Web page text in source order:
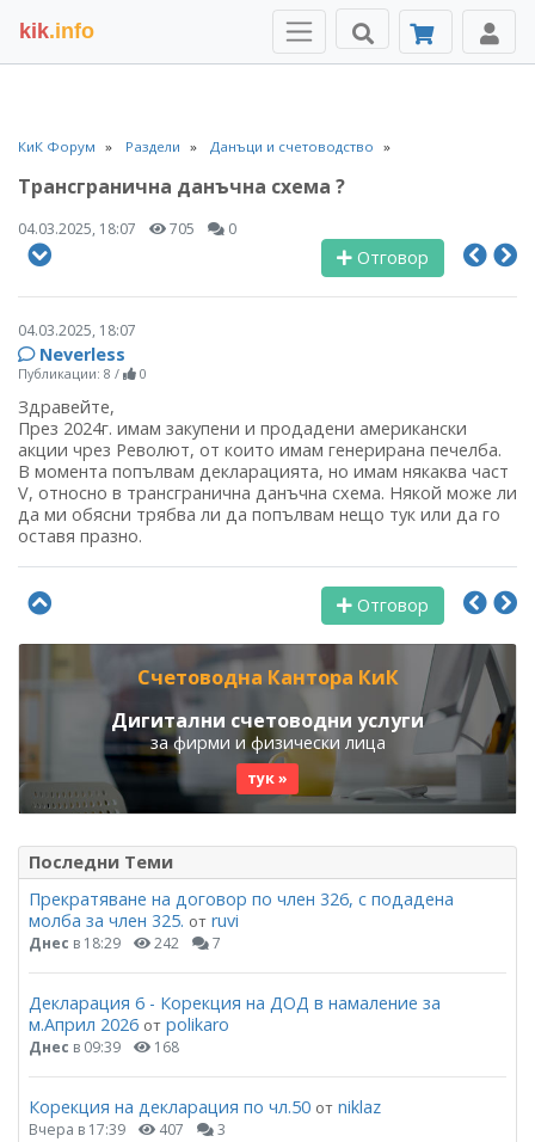
kik.info
КиК Форум Раздели Данъци и счетоводство
Трансгранична данъчна схема ?
04.03.2025, 18:07 705 0
Отговор
04.03.2025, 18:07
Neverless
Публикации: 8 / 0
Здравейте,
През 2024г. имам закупени и продадени американски
акции чрез Револют, от които имам генерирана печелба.
В момента попълвам декларацията, но имам някаква част
V, относно в трансгранична данъчна схема. Някой може ли
да ми обясни трябва ли да попълвам нещо тук или да го
оставя празно.
Отговор
Счетоводна Кантора КиК
Дигитални счетоводни услуги
за фирми и физически лица
тук »
Последни Теми
Прекратяване на договор по член 326, с подадена
молба за член 325. от ruvi
Днес в 18:29 242 7
Декларация 6 - Корекция на ДОД в намаление за
м.Април 2026 от polikaro
Днес в 09:39 168
Корекция на декларация по чл.50 от niklaz
Вчера в 17:39 407 3